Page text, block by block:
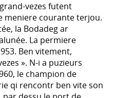
vezes futent
meniere courante terjou.
la Bodadeg ar
La permiere
Ben vitement,
». N-i a puzieurs
le champion de
qi rencontr ben vite son